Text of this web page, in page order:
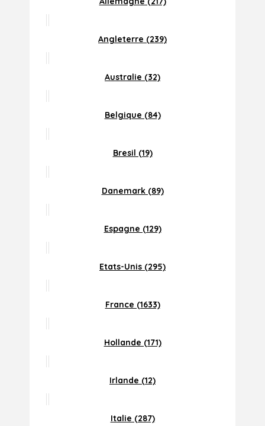
Angleterre (239)
Australie (32)
Belgique (84)
Bresil (19)
Danemark (89)
Espagne (129)
Etats-Unis (295)
France (1633)
Hollande (171)
Irlande (12)
Italie (287)